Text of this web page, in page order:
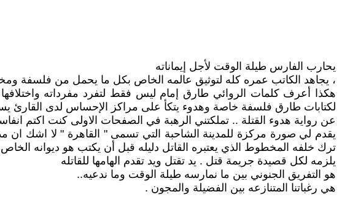
يحارب الفارس طيلة الوقت لأجل إيماناته
، يجاهد الكاتب عمره كله لتوثيق عالمه الخاص بكل ما يحمل من فلسفة
هكذا أعرف كلمات الروائي طارق إمام ليس فقط لتفرد مفرداته
لكتابات طارق فلسفة خاصة وهدوء يتكأ على مراكز الإحساس لدى القارئ
عن رواية هدوء القتلة .. تملكتني الرهبة في الصفحات الاولى كنت اكتم
يقدم لي صورة مركزة للمدينة الشاحبة التي تسمى " القاهرة " لا اشك ان
ترك خلفه المخطوط الذي يعتبره القاتل دليله قبل أن يكتب هو ديوانه الخاص
يلزمه لكل قصيدة جريمة قتل . يد تقتل ويد تقدم الهامها للقاتله
هو التفريق الجنوني بين ما نمارسه طيلة الوقت وما ندعيه..
هي رغباتنا المتنازعه بين الفضيلة والمجون .